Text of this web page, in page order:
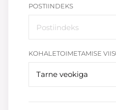
POSTIINDEKS
KOHALETOIMETAMISE VIIS
Tarne veokiga